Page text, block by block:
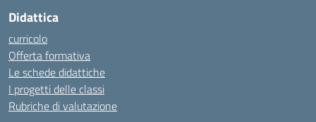
Didattica
curricolo
Offerta formativa
Le schede didattiche
I progetti delle classi
Rubriche di valutazione